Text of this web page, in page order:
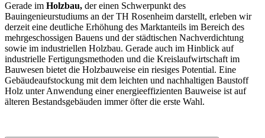
Gerade im Holzbau, der einen Schwerpunkt des
Bauingenieurstudiums an der TH Rosenheim darstellt, erleben wir
derzeit eine deutliche Erhöhung des Marktanteils im Bereich des
mehrgeschossigen Bauens und der städtischen Nachverdichtung
sowie im industriellen Holzbau. Gerade auch im Hinblick auf
industrielle Fertigungsmethoden und die Kreislaufwirtschaft im
Bauwesen bietet die Holzbauweise ein riesiges Potential. Eine
Gebäudeaufstockung mit dem leichten und nachhaltigen Baustoff
Holz unter Anwendung einer energieeffizienten Bauweise ist auf
älteren Bestandsgebäuden immer öfter die erste Wahl.